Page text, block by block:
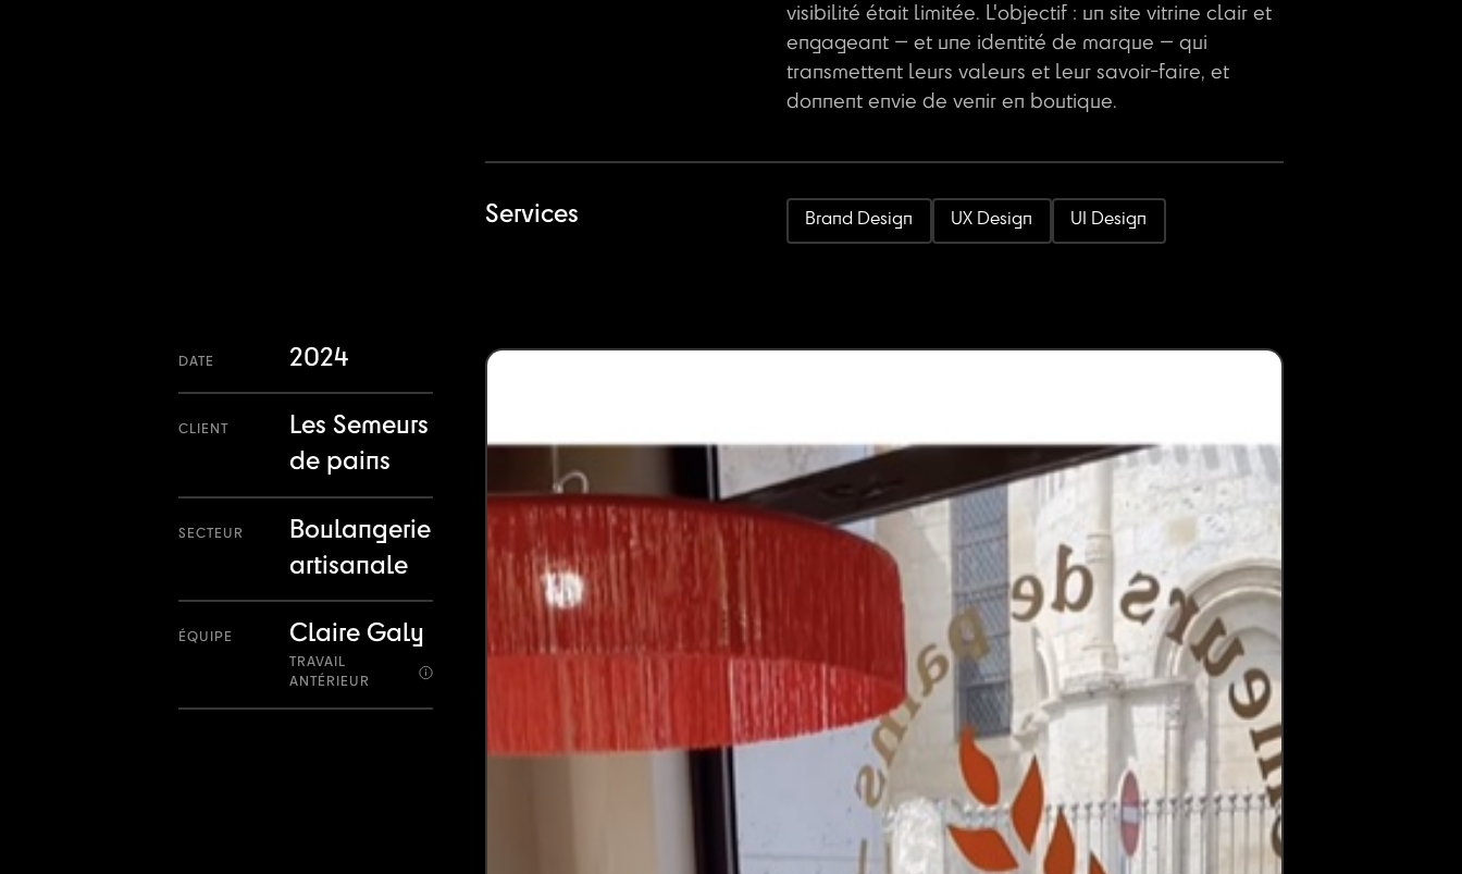
visibilité était limitée. L'objectif : un site vitrine clair et
engageant — et une identité de marque — qui
transmettent leurs valeurs et leur savoir-faire, et
donnent envie de venir en boutique.
Services Brand Design UX Design UI Design
DATE 2024
CLIENT
Les Semeurs
de pains
SECTEUR
Boulangerie
artisanale
ÉQUIPE Claire Galy
TRAVAIL
ANTÉRIEUR